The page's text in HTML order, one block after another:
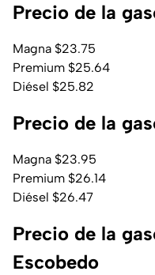
Precio de la
Magna $23.75
Premium $25.64
Diésel $25.82
Precio de la
Magna $23.95
Premium $26.14
Diésel $26.47
Precio de la
Escobedo